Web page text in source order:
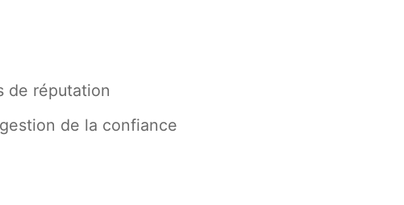
de réputation
de la confiance